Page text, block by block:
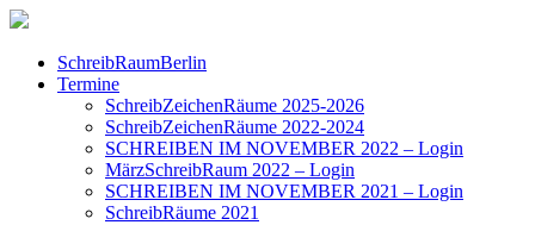
SchreibRaumBerlin
Termine
SchreibZeichenRäume 2025-2026
SchreibZeichenRäume 2022-2024
SCHREIBEN IM NOVEMBER 2022 – Login
MärzSchreibRaum 2022 – Login
SCHREIBEN IM NOVEMBER 2021 – Login
SchreibRäume 2021